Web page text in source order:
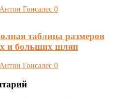
Антон Гонсалес 0
таблица размеров
и больших шляп
Антон Гонсалес 0